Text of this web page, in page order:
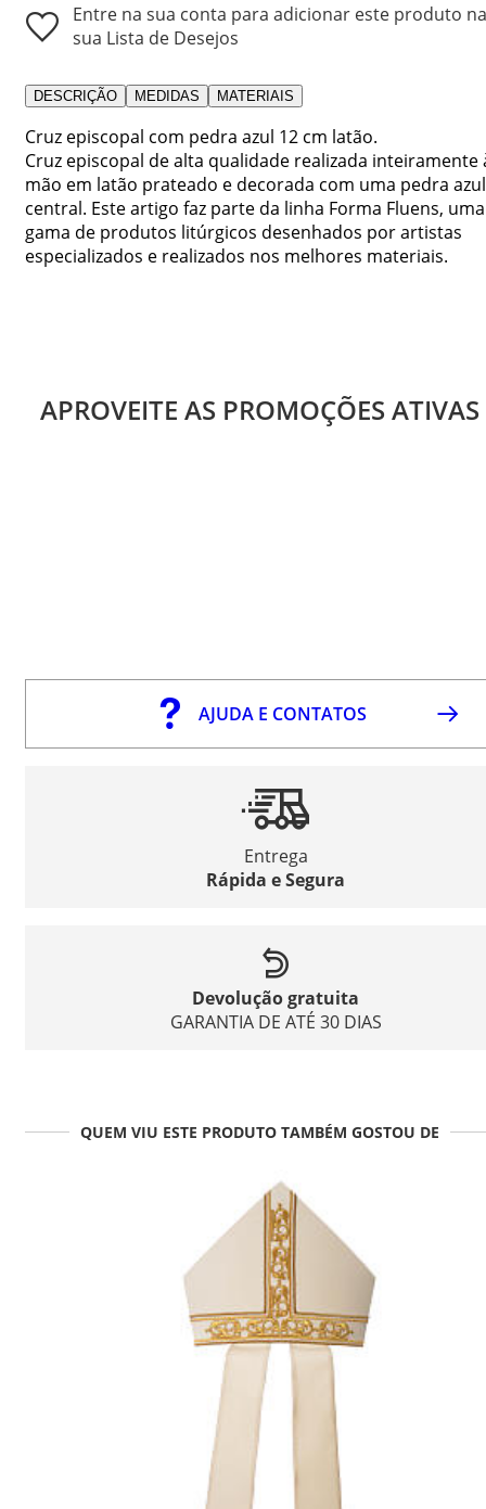
Entre na sua conta para adicionar este produto na
sua Lista de Desejos
DESCRIÇÃO MEDIDAS MATERIAIS
Cruz episcopal com pedra azul 12 cm latão.
Cruz episcopal de alta qualidade realizada inteiramente
mão em latão prateado e decorada com uma pedra azul
central. Este artigo faz parte da linha Forma Fluens, uma
gama de produtos litúrgicos desenhados por artistas
especializados e realizados nos melhores materiais.
APROVEITE AS PROMOÇÕES ATIVAS
AJUDA E CONTATOS
Entrega
Rápida e Segura
Devolução gratuita
GARANTIA DE ATÉ 30 DIAS
QUEM VIU ESTE PRODUTO TAMBÉM GOSTOU DE